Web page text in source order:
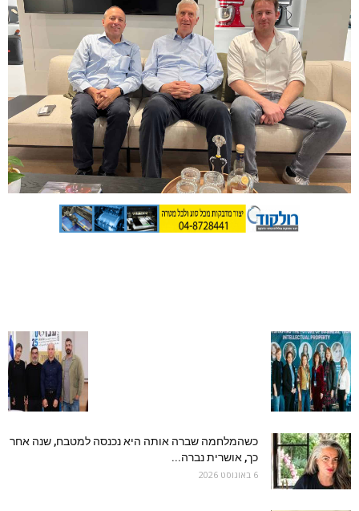
כשהמלחמה שברה אותה היא נכנסה למטבח, שנה אחר
כך, אושרית נברה...
6 באוגוסט 2026